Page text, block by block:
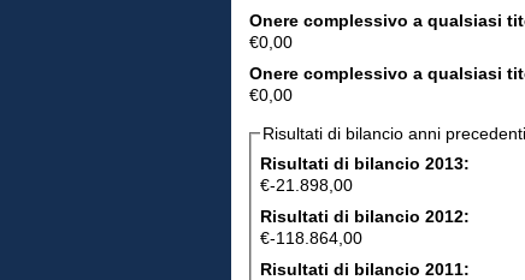
Onere complessivo a qualsiasi
€0,00
Onere complessivo a qualsiasi
€0,00
Risultati di bilancio anni precedenti
Risultati di bilancio 2013:
€-21.898,00
Risultati di bilancio 2012:
€-118.864,00
Risultati di bilancio 2011: